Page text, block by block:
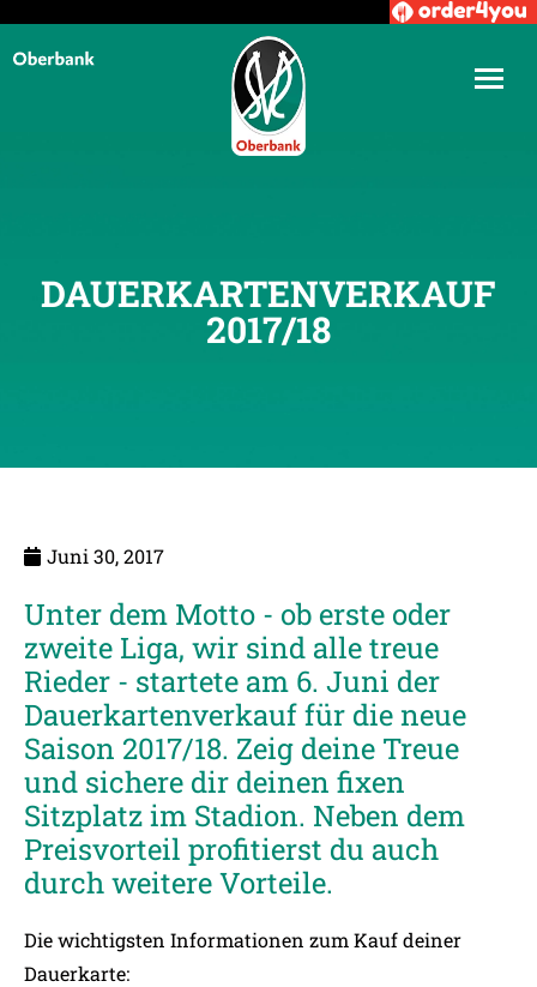
DAUERKARTENVERKAUF
2017/18
Juni 30, 2017
Unter dem Motto - ob erste oder
zweite Liga, wir sind alle treue
Rieder - startete am 6. Juni der
Dauerkartenverkauf für die neue
Saison 2017/18. Zeig deine Treue
und sichere dir deinen fixen
Sitzplatz im Stadion. Neben dem
Preisvorteil profitierst du auch
durch weitere Vorteile.
Die wichtigsten Informationen zum Kauf deiner
Dauerkarte: